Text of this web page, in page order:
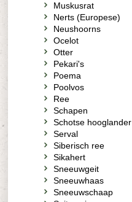
Muskusrat
Nerts (Europese)
Neushoorns
Ocelot
Otter
Pekari's
Poema
Poolvos
Ree
Schapen
Schotse hooglander
Serval
Siberisch ree
Sikahert
Sneeuwgeit
Sneeuwhaas
Sneeuwschaap